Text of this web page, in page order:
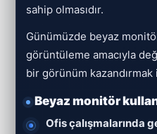
sahip olmasıdır.
Günümüzde beyaz
görüntüleme amacıyla
bir görünüm
Beyaz monitör
Ofis çalışmalarında